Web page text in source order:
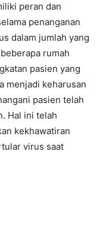
peran dan
penanganan
dalam jumlah yang
rumah
pasien yang
menjadi keharusan
pasien telah
Hal ini telah
kekhawatiran
virus saat